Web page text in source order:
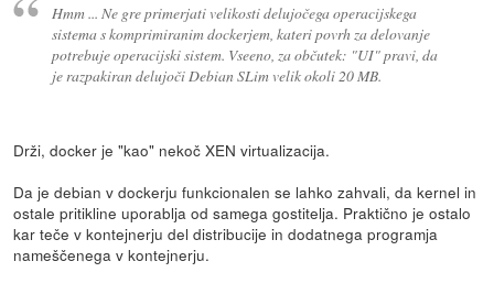
Hmm ... Ne gre primerjati velikosti delujočega operacijskega
sistema s komprimiranim dockerjem, kateri povrh za delovanje
potrebuje operacijski sistem. Vseeno, za občutek: "UI" pravi, da
je razpakiran delujoči Debian SLim velik okoli 20 MB.
Drži, docker je "kao" nekoč XEN virtualizacija.
Da je debian v dockerju funkcionalen se lahko zahvali, da kernel in
ostale pritikline uporablja od samega gostitelja. Praktično je ostalo
kar teče v kontejnerju del distribucije in dodatnega programja
nameščenega v kontejnerju.